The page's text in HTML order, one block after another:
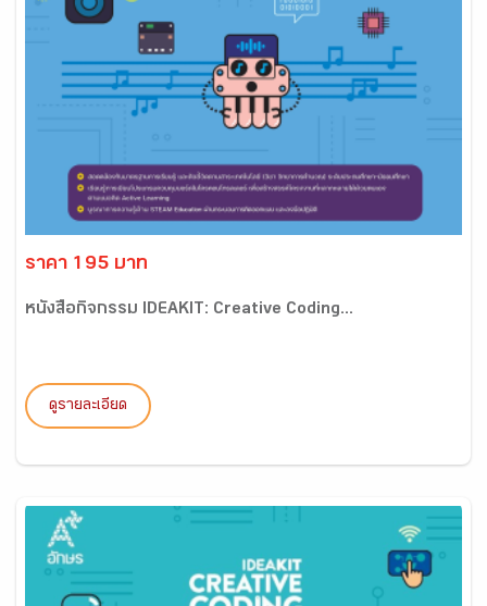
ราคา 195 บาท
หนังสือกิจกรรม IDEAKIT: Creative Coding...
ดูรายละเอียด